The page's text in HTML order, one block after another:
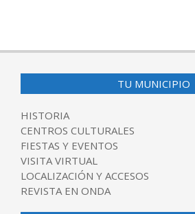
TU MUNICIPIO
HISTORIA
CENTROS CULTURALES
FIESTAS Y EVENTOS
VISITA VIRTUAL
LOCALIZACIÓN Y ACCESOS
REVISTA EN ONDA